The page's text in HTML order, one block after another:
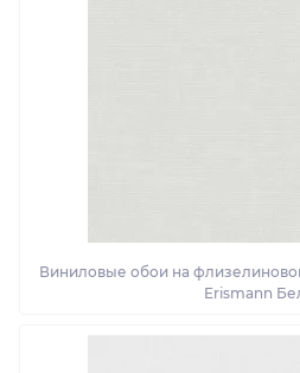
Виниловые обои на
Erismann